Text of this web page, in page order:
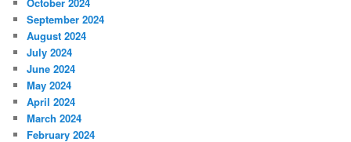
October 2024
September 2024
August 2024
July 2024
June 2024
May 2024
April 2024
March 2024
February 2024